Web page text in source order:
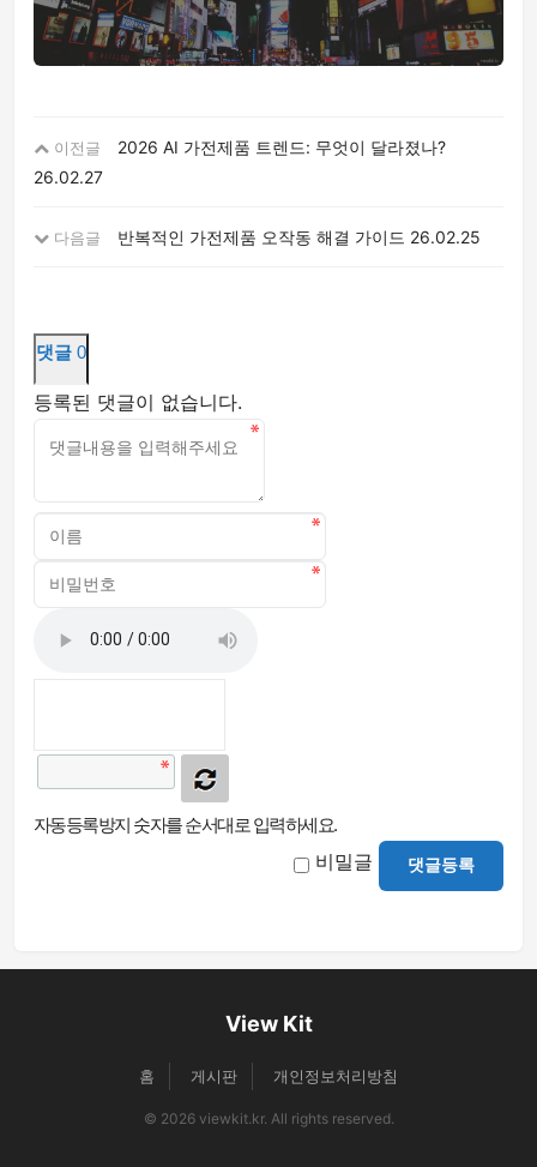
이전글
2026 AI 가전제품 트렌드: 무엇이 달라졌나?
26.02.27
다음글 반복적인 가전제품 오작동 해결 가이드 26.02.25
댓글 0
등록된 댓글이 없습니다.
자동등록방지 숫자를 순서대로 입력하세요.
비밀글 댓글등록
View Kit
홈 게시판 개인정보처리방침
© 2026 viewkit.kr. All rights reserved.